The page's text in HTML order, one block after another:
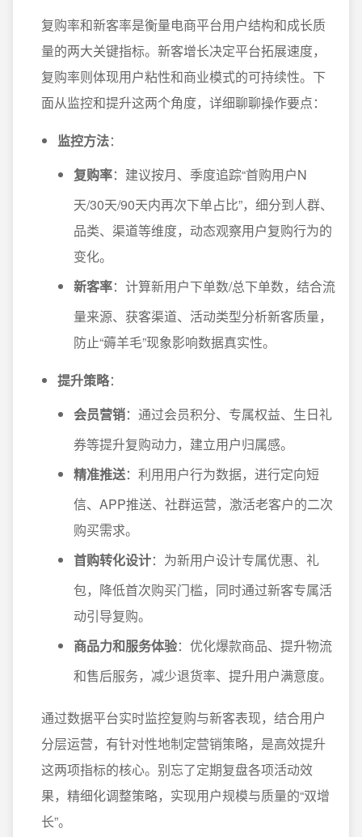
复购率和新客率是衡量电商平台用户结构和成长质
量的两大关键指标。新客增长决定平台拓展速度，
复购率则体现用户粘性和商业模式的可持续性。下
面从监控和提升这两个角度，详细聊聊操作要点：
监控方法：
复购率：建议按月、季度追踪“首购用户N
天/30天/90天内再次下单占比”，细分到人群、
品类、渠道等维度，动态观察用户复购行为的
变化。
新客率：计算新用户下单数/总下单数，结合流
量来源、获客渠道、活动类型分析新客质量，
防止“薅羊毛”现象影响数据真实性。
提升策略：
会员营销：通过会员积分、专属权益、生日礼
券等提升复购动力，建立用户归属感。
精准推送：利用用户行为数据，进行定向短
信、APP推送、社群运营，激活老客户的二次
购买需求。
首购转化设计：为新用户设计专属优惠、礼
包，降低首次购买门槛，同时通过新客专属活
动引导复购。
商品力和服务体验：优化爆款商品、提升物流
和售后服务，减少退货率、提升用户满意度。
通过数据平台实时监控复购与新客表现，结合用户
分层运营，有针对性地制定营销策略，是高效提升
这两项指标的核心。别忘了定期复盘各项活动效
果，精细化调整策略，实现用户规模与质量的“双增
长”。